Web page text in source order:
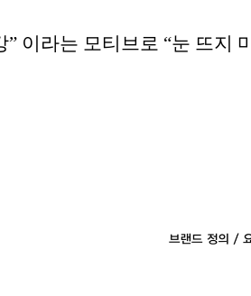
” 이라는 모티브로 “눈 뜨지